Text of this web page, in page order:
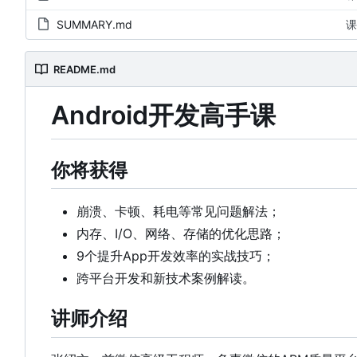
SUMMARY.md
README.md
Android开发高手课
你将获得
崩溃、卡顿、耗电等常见问题解法；
内存、I/O、网络、存储的优化思路 ；
9个提升App开发效率的实战技巧 ；
跨平台开发和新技术案例解读。
讲师介绍